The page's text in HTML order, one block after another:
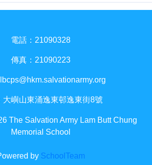
電話：21090328
傳真：21090223
lbcps@hkm.salvationarmy.org
大嶼山東涌逸東邨逸東街8號
The Salvation Army Lam Butt Chung
Memorial School
by SchoolTeam